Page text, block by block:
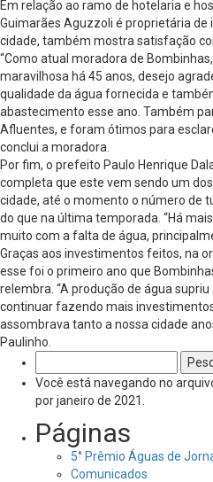
Em relação ao ramo de hotelaria e
Guimarães Aguzzoli é proprietária de
cidade, também mostra satisfação
“Como atual moradora de
maravilhosa há 45 anos, desejo
qualidade da água fornecida e
abastecimento esse ano. Também
Afluentes, e foram ótimos para
conclui a moradora.
Por fim, o prefeito Paulo Henrique
completa que este vem sendo um
cidade, até o momento o número de
do que na última temporada. “Há
muito com a falta de água,
Graças aos investimentos feitos, na
esse foi o primeiro ano que
relembra. “A produção de água
continuar fazendo mais
assombrava tanto a nossa cidade
Paulinho.
por:
Você está navegando no
por janeiro de 2021.
Páginas
5° Prêmio Águas de
Comunicados